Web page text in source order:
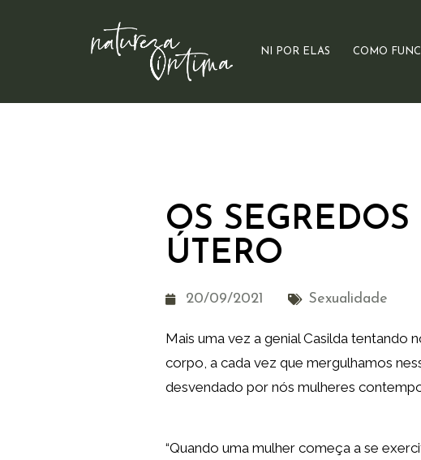
NI POR ELAS COMO
OS
ÚTERO
20/09/2021 Sexualidade
Mais uma vez a genial Casilda tentando
corpo, a cada vez que mergulhamos
desvendado por nós mulheres
“Quando uma mulher começa a se